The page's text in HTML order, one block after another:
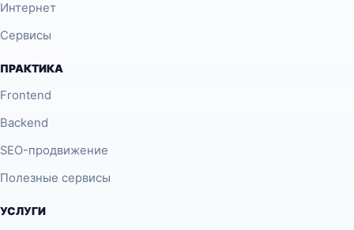
Интернет
Сервисы
ПРАКТИКА
Frontend
Backend
SEO-продвижение
Полезные сервисы
УСЛУГИ